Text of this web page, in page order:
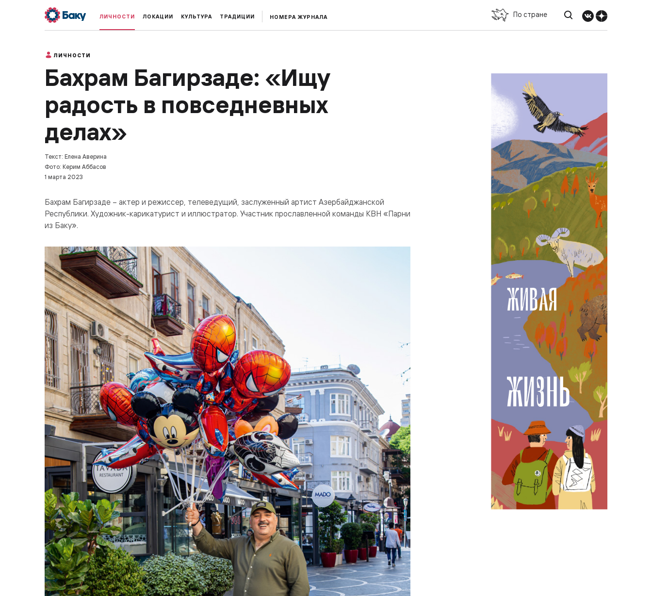
ЛИЧНОСТИ ЛОКАЦИИ КУЛЬТУРА ТРАДИЦИИ НОМЕРА ЖУРНАЛА По стране
ЛИЧНОСТИ
Бахрам Багирзаде: «Ищу
радость в повседневных
делах»
Текст: Елена Аверина
Фото: Керим Аббасов
1 марта 2023
Бахрам Багирзаде – актер и режиссер, телеведущий, заслуженный артист Азербайджанской
Республики. Художник-карикатурист и иллюстратор. Участник прославленной команды КВН «Парни
из Баку».